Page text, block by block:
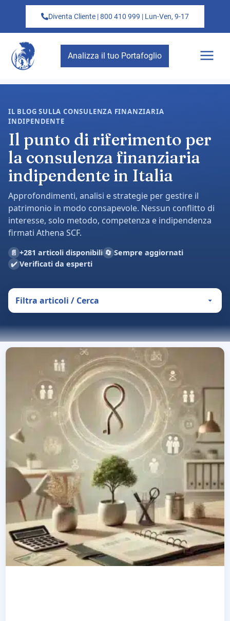
Diventa Cliente | 800 410 999 | Lun-Ven, 9-17
Analizza il tuo Portafoglio
IL BLOG SULLA CONSULENZA FINANZIARIA
INDIPENDENTE
Il punto di riferimento per
la consulenza finanziaria
indipendente in Italia
Approfondimenti, analisi e strategie per gestire il
patrimonio in modo consapevole. Nessun conflitto di
interesse, solo metodo, competenza e indipendenza
firmati Athena SCF.
📄 +281 articoli disponibili 🔄 Sempre aggiornati
✔️ Verificati da esperti
Filtra articoli / Cerca